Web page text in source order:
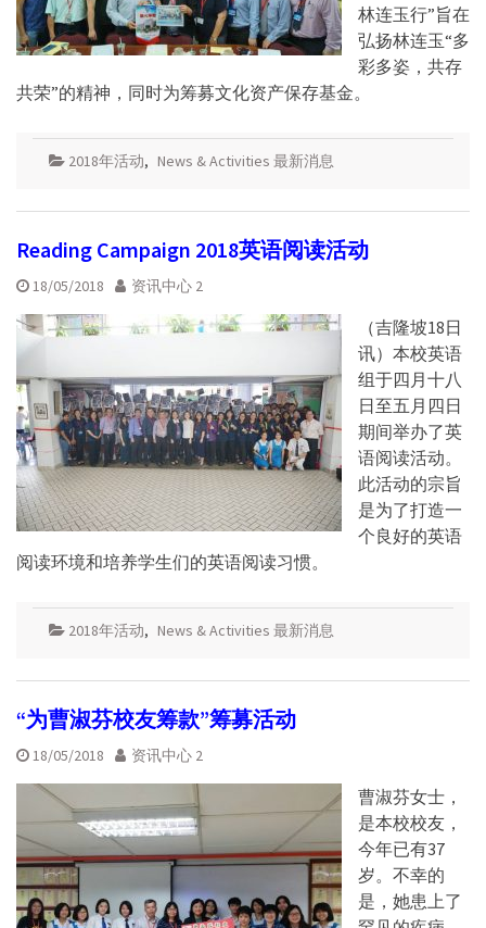
林连玉行”旨在
弘扬林连玉“多
彩多姿，共存
共荣”的精神，同时为筹募文化资产保存基金。
2018年活动, News & Activities 最新消息
Reading Campaign 2018英语阅读活动
18/05/2018 资讯中心 2
（吉隆坡18日
讯）本校英语
组于四月十八
日至五月四日
期间举办了英
语阅读活动。
此活动的宗旨
是为了打造一
个良好的英语
阅读环境和培养学生们的英语阅读习惯。
2018年活动, News & Activities 最新消息
“为曹淑芬校友筹款”筹募活动
18/05/2018 资讯中心 2
曹淑芬女士，
是本校校友，
今年已有37
岁。不幸的
是，她患上了